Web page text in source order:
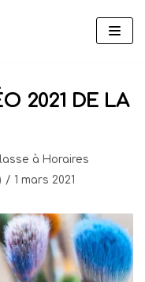
2021 DE LA
à Horaires
1 mars 2021